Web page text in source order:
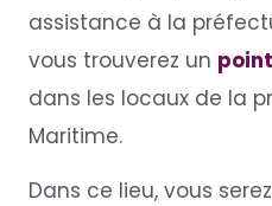
assistance à la
vous trouverez un
dans les locaux de la
Maritime.
Dans ce lieu, vous